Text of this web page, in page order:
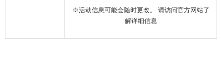
※活动信息可能会随时更改。 请访问官方网站了
解详细信息